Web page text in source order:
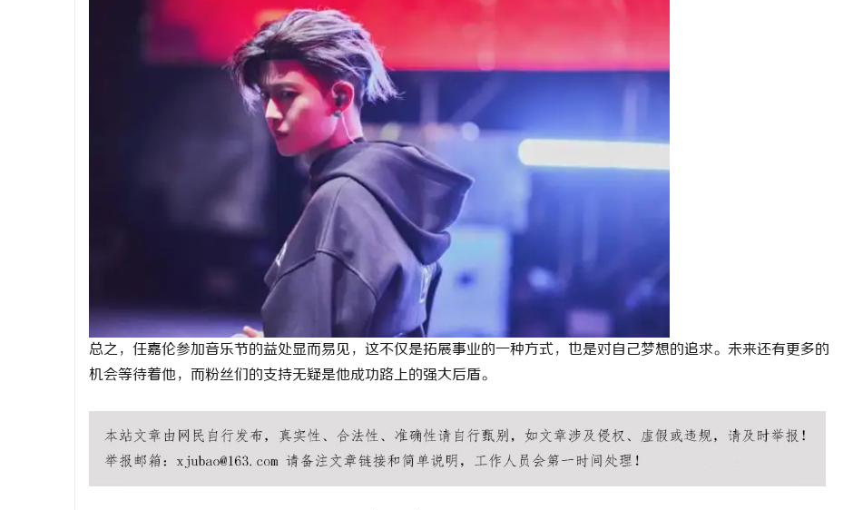
总之，任嘉伦参加音乐节的益处显而易见，这不仅是拓展事业的一种方式，也是对自己梦想的追求。未来还有更多的
机会等待着他，而粉丝们的支持无疑是他成功路上的强大后盾。